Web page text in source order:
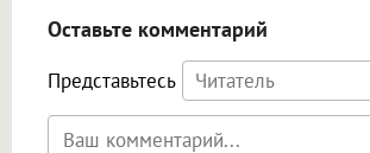
Оставьте комментарий
Представьтесь